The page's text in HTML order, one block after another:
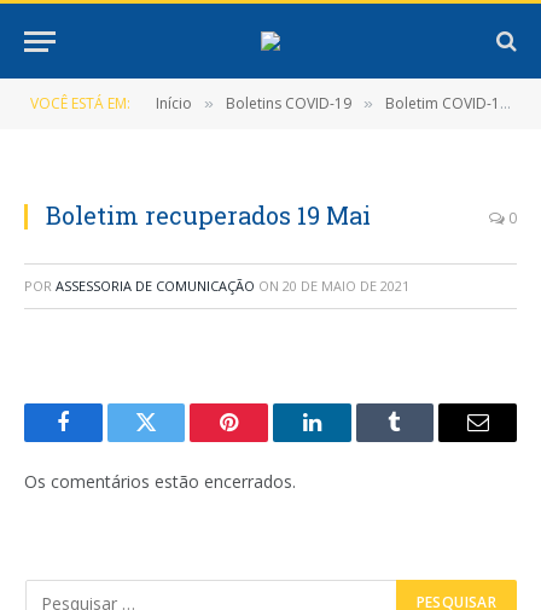
VOCÊ ESTÁ EM: Início » Boletins COVID-19 » Boletim COVID-19 (19/05/2021)
Boletim recuperados 19 Mai 0
POR ASSESSORIA DE COMUNICAÇÃO ON 20 DE MAIO DE 2021
FacebookTwitter Pinterest LinkedInTumblr
E-
Os comentários estão encerrados.